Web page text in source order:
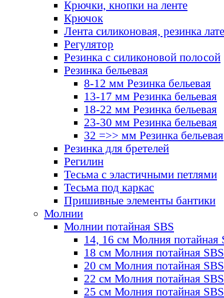
Крючки, кнопки на ленте
Крючок
Лента силиконовая, резинка
Регулятор
Резинка с силиконовой полосой
Резинка бельевая
8-12 мм Резинка бельевая
13-17 мм Резинка бельевая
18-22 мм Резинка бельевая
23-30 мм Резинка бельевая
32 =>> мм Резинка бельевая
Резинка для бретелей
Регилин
Тесьма с эластичными петлями
Тесьма под каркас
Пришивные элементы бантики
Молнии
Молнии потайная SBS
14, 16 см Молния потайная
18 см Молния потайная SBS
20 см Молния потайная SBS
22 см Молния потайная SBS
25 см Молния потайная SBS